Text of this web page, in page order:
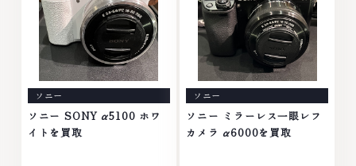
のアクセサリー・貴金属・宝石・
ダイヤモンド・ジュエリーや ブ
ランド品・時計等は特に自信を持
って、高額査定を実現しておりま
す。 古くて使わなくなってしま
ったアクセサリー、動かなくなっ
てしまった腕時計、多くのお品物
の高価買取りを実現しており、他
店ではお値段の付かなかったお品
リー・貴金属・宝石・ダイヤモン
ド・ジュエリーや ブランド品・
時計等は特に自信を持って、高額
査定を実現しております。 古く
て使わなくなってしまったアクセ
サリー、動かなくなってしまった
腕時計、多くのお品物の高価買取
りを実現しており、他店ではお値
段の付かなかったお品物でも、一
ソニー
ソニー SONY α5100 ホワ
イトを買取
ソニー
ソニー ミラーレス一眼レフ
カメラ α6000を買取